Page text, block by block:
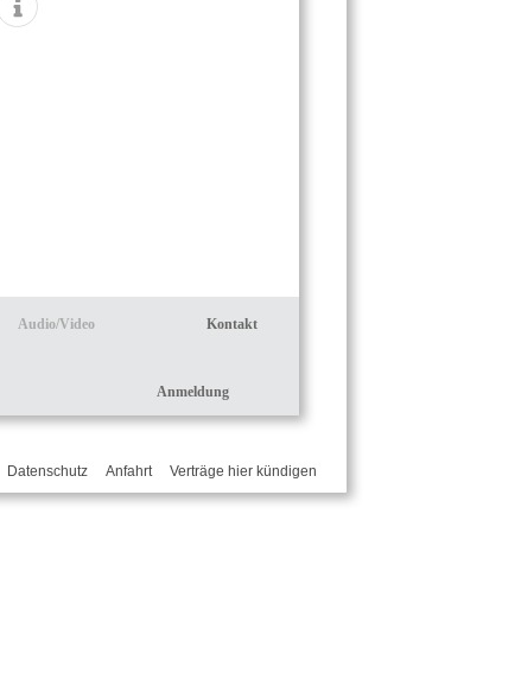
Audio/Video Kontakt
Anmeldung
Datenschutz Anfahrt Verträge hier kündigen